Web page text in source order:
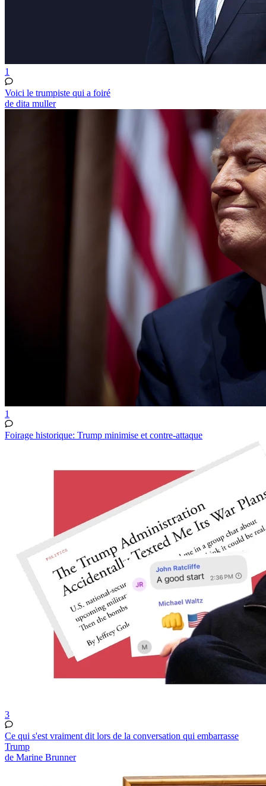
1
Voici le trumpiste qui a foiré
de dita muller
1
Foirage historique: Trump minimise et contre-attaque
3
Ce qui s'est vraiment dit lors de la conversation qui embarrasse
Trump
de Marine Brunner